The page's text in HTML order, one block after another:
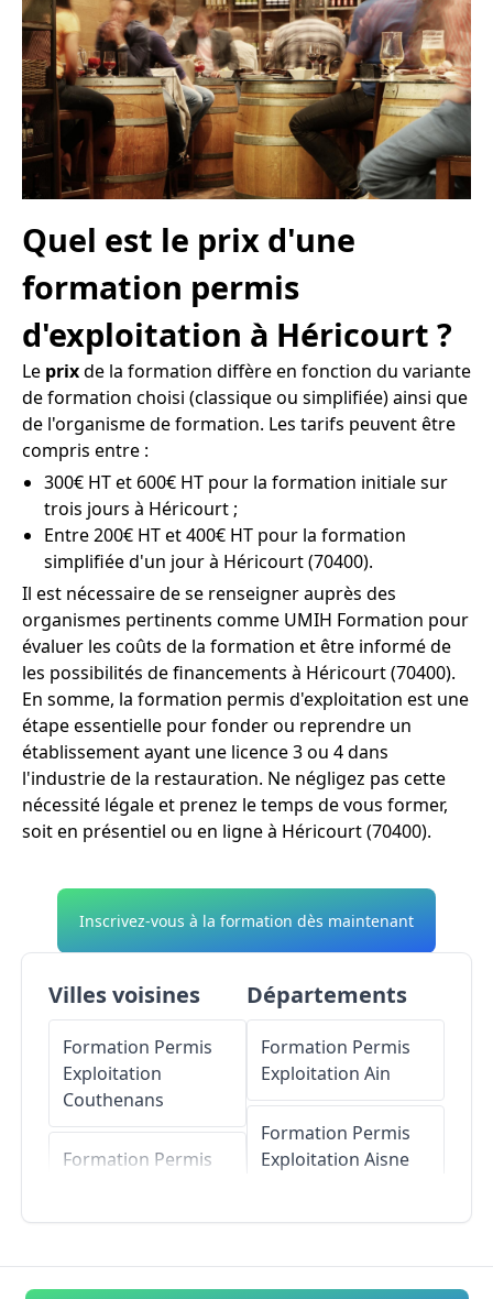
Quel est le prix d'une
formation permis
d'exploitation à Héricourt ?
Le prixde la formation diffère en fonction du variante
de formation choisi (classique ou simplifiée) ainsi que
de l'organisme de formation. Les tarifs peuvent être
compris entre :
300€ HT et 600€ HT pour la formation initiale sur
trois jours à Héricourt ;
Entre 200€ HT et 400€ HT pour la formation
simplifiée d'un jour à Héricourt (70400).
Il est nécessaire de se renseigner auprès des
organismes pertinents comme UMIH Formation pour
évaluer les coûts de la formation et être informé de
les possibilités de financements à Héricourt (70400).
En somme, la formation permis d'exploitation est une
étape essentielle pour fonder ou reprendre un
établissement ayant une licence 3 ou 4 dans
l'industrie de la restauration. Ne négligez pas cette
nécessité légale et prenez le temps de vous former,
soit en présentiel ou en ligne à Héricourt (70400).
Inscrivez-vous à la formation dès maintenant
Villes voisines
Formation Permis
Exploitation
Couthenans
Formation Permis
ExploitationLuzé
Départements
Formation Permis
Exploitation Ain
Formation Permis
Exploitation Aisne
Formation Permis